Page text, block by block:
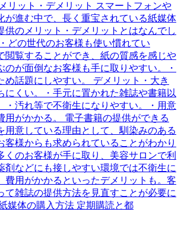
リット・デメリット スマートフォンや
が進む中で、長く重宝されている紙媒体
供のメリット・デメリットとはなんでし
どの世代のお客様も使い慣れてい
閲覧することができ、紙の質感を感じや
のが面倒なお客様も手に取りやすい。・
め話題にしやすい。 デメリット・大き
にくい。・手元に置かれた雑誌や書籍以
・汚れ等で不衛生になりやすい。・用意
用がかかる。 電子書籍の提供ができる
用意している理由として、馴染みのある
客様からも求められていることがわかり
くのお客様が手に取り、美容サロンで利
剤などにも接しやすい環境では不衛生に
費用がかかるといったデメリットも。客
て雑誌の提供方法を見直すことが必要に
媒体の購入方法 定期購読と都